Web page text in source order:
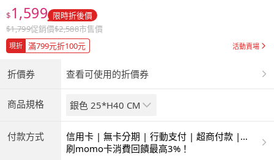
$1,599 限時折後價
$1,799促銷價$2,588市售價
現折 滿799元折100元 活動賣場
折價券 查看可使用的折價券
商品規格 銀色 25*H40 CM
付款方式
信用卡 | 無卡分期 | 行動支付 | 超商付款 |
ATM | 銀聯卡
刷momo卡消費回饋最高3%！